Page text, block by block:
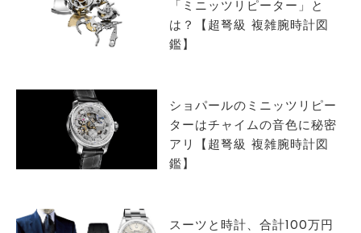
「ミニッツリピーター」と
は？【超弩級 複雑腕時計図
鑑】
ショパールのミニッツリピー
ターはチャイムの音色に秘密
アリ【超弩級 複雑腕時計図
鑑】
スーツと時計、合計100万円